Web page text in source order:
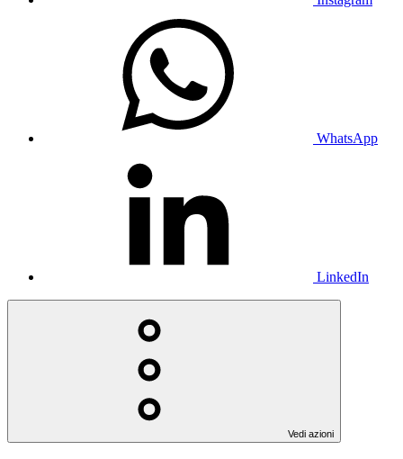
WhatsApp
LinkedIn
Vedi azioni